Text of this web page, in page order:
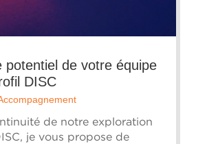
potentiel de votre équipe
DISC
de notre exploration
je vous propose de